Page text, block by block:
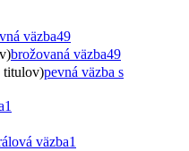
väzba49
brožovaná väzba49
titulov)pevná väzba s
1
väzba1